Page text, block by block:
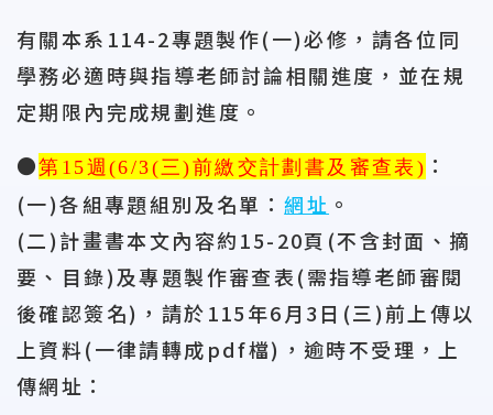
有關本系 114-2專題製作(一)必修，請各位同
學務必適時與指導老師討論相關進度，並在規
定期限內完成規劃進度。
●第 15週(6/3(三)前繳交計劃書及審查表 ) ：
(一)各組專題組別及名單：網址 。
(二)計畫書本文內容約15-20頁 (不含封面、摘
要、目錄)及專題製作審查表(需指導老師審閱
後確認簽名) ，請於115年6月 3 日 (三)前 上傳以
上資料(一律請轉成pdf檔) ，逾時不受理，上
傳網址：